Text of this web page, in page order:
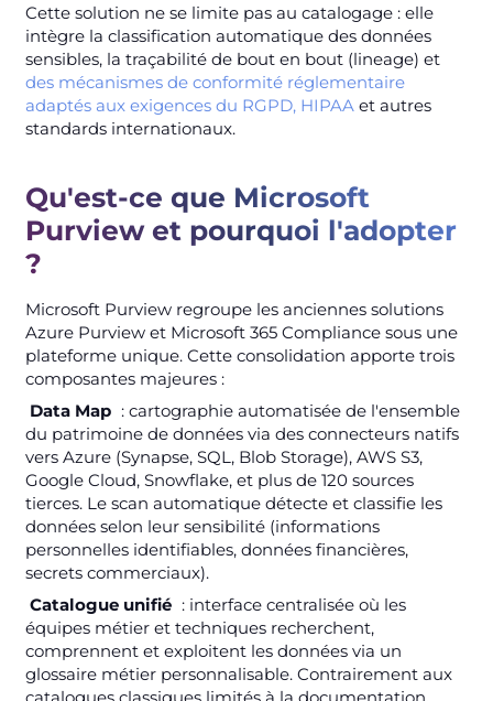
Cette solution ne se limite pas au catalogage : elle
intègre la classification automatique des données
sensibles, la traçabilité de bout en bout (lineage) et
des mécanismes de conformité réglementaire
adaptés aux exigences du RGPD, HIPAAet autres
standards internationaux.
Qu'est-ce que Microsoft
Purview et pourquoi l'adopter
?
Microsoft Purview regroupe les anciennes solutions
Azure Purview et Microsoft 365 Compliance sous une
plateforme unique. Cette consolidation apporte trois
composantes majeures :
Data Map : cartographie automatisée de l'ensemble
du patrimoine de données via des connecteurs natifs
vers Azure (Synapse, SQL, Blob Storage), AWS S3,
Google Cloud, Snowflake, et plus de 120 sources
tierces. Le scan automatique détecte et classifie les
données selon leur sensibilité (informations
personnelles identifiables, données financières,
secrets commerciaux).
Catalogue unifié : interface centralisée où les
équipes métier et techniques recherchent,
comprennent et exploitent les données via un
glossaire métier personnalisable. Contrairement aux